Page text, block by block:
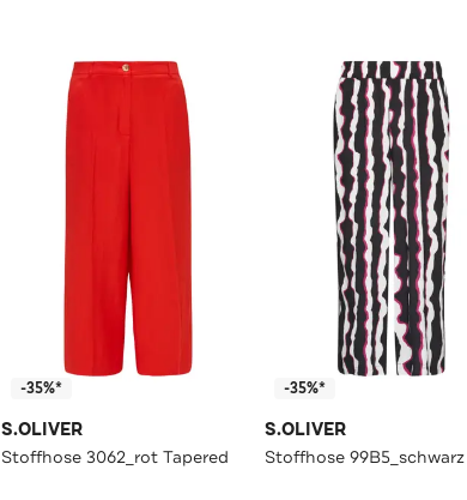
-35%*
S.OLIVER
Stoffhose 3062_rot Tapered
-35%*
S.OLIVER